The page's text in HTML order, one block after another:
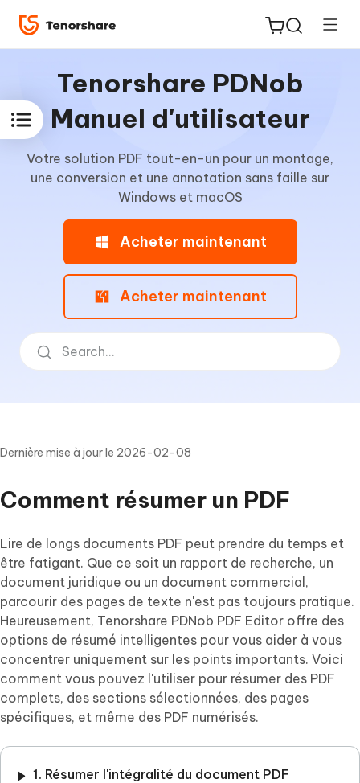
ReiBoot
for iOS
PDNob
Editor
New
iAnyGo
Tenorshare PDNob
Manuel d'utilisateur
Votre solution PDF tout-en-un pour un montage,
une conversion et une annotation sans faille sur
Windows et macOS
Acheter maintenant
Acheter maintenant
Dernière mise à jour le 2026-02-08
Comment résumer un PDF
Lire de longs documents PDF peut prendre du temps et
être fatigant. Que ce soit un rapport de recherche, un
document juridique ou un document commercial,
parcourir des pages de texte n'est pas toujours pratique.
Heureusement, Tenorshare PDNob PDF Editor offre des
options de résumé intelligentes pour vous aider à vous
concentrer uniquement sur les points importants. Voici
comment vous pouvez l'utiliser pour résumer des PDF
complets, des sections sélectionnées, des pages
spécifiques, et même des PDF numérisés.
1. Résumer l'intégralité du document PDF